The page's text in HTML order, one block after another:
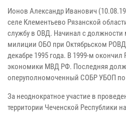
Ионов Александр Иванович
селе Клементьево Рязанской
службу в ОВД. Начинал с
милиции ОБО при Октябрьском
декабре 1995 года. В 1999-м окончил
экономики МВД РФ. Последняя
оперуполномоченный СОБР УБОП по
За неоднократное участие в
территории Чеченской Республики